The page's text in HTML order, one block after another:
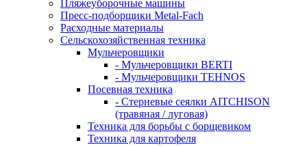
Пляжеуборочные машины
Пресс-подборщики Metal-Fach
Расходные материалы
Сельскохозяйственная техника
Мульчеровщики
- Мульчеровщики BERTI
- Мульчеровщики TEHNOS
Посевная техника
- Стерневые сеялки AITCHISON
(травяная / луговая)
Техника для борьбы с борщевиком
Техника для картофеля